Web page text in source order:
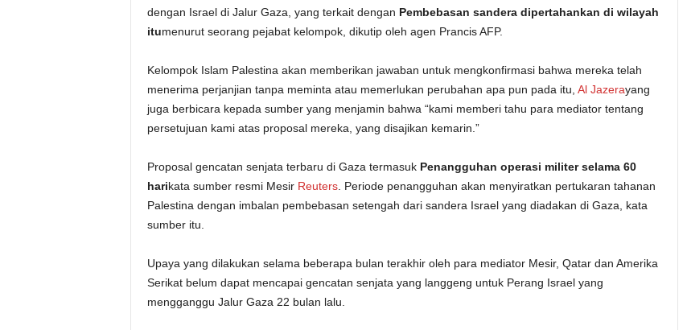
dengan Israel di Jalur Gaza, yang terkait dengan Pembebasan sandera dipertahankan di wilayah
itumenurut seorang pejabat kelompok, dikutip oleh agen Prancis AFP.
Kelompok Islam Palestina akan memberikan jawaban untuk mengkonfirmasi bahwa mereka telah
menerima perjanjian tanpa meminta atau memerlukan perubahan apa pun pada itu, Al Jazerayang
juga berbicara kepada sumber yang menjamin bahwa “kami memberi tahu para mediator tentang
persetujuan kami atas proposal mereka, yang disajikan kemarin.”
Proposal gencatan senjata terbaru di Gaza termasuk Penangguhan operasi militer selama 60
harikata sumber resmi Mesir Reuters. Periode penangguhan akan menyiratkan pertukaran tahanan
Palestina dengan imbalan pembebasan setengah dari sandera Israel yang diadakan di Gaza, kata
sumber itu.
Upaya yang dilakukan selama beberapa bulan terakhir oleh para mediator Mesir, Qatar dan Amerika
Serikat belum dapat mencapai gencatan senjata yang langgeng untuk Perang Israel yang
mengganggu Jalur Gaza 22 bulan lalu.